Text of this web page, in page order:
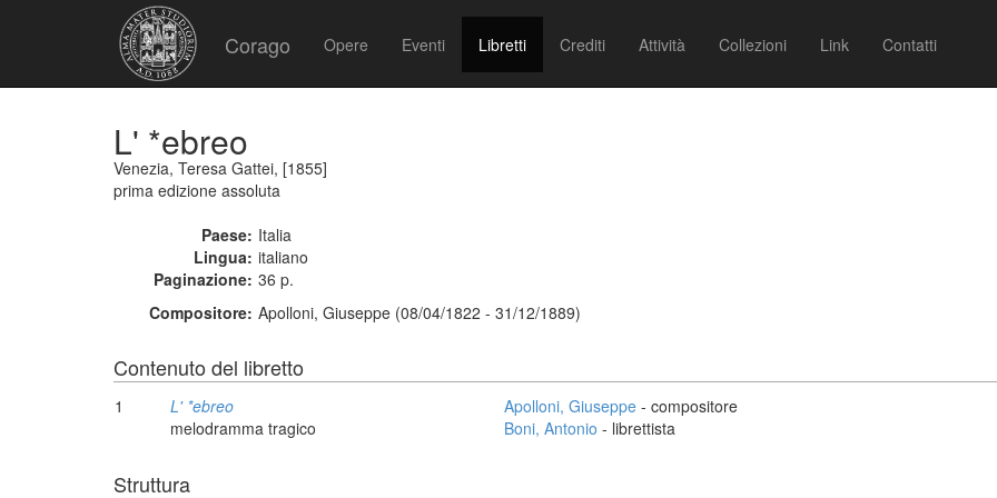
Corago Opere Eventi Libretti Crediti Attività Collezioni Link Contatti
L' *ebreo
Venezia, Teresa Gattei, [1855]
prima edizione assoluta
Paese: Italia
Lingua: italiano
Paginazione: 36 p.
Compositore: Apolloni, Giuseppe (08/04/1822 - 31/12/1889)
Contenuto del libretto
1
L' *ebreo
melodramma tragico
Apolloni, Giuseppe - compositore
Boni, Antonio - librettista
Struttura